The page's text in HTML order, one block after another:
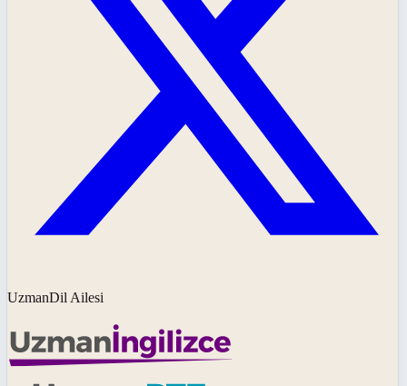
UzmanDil Ailesi